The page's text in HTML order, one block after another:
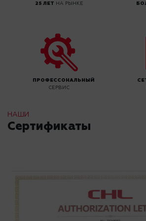
25 ЛЕТ НА РЫНКЕ
ПРОФЕССОНАЛЬНЫЙ
СЕРВИС
НАШИ
Сертификаты